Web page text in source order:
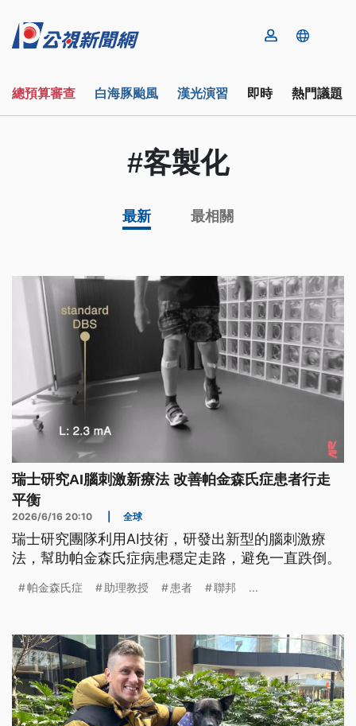
總預算審查 白海豚颱風 漢光演習 即時 熱門議題
#客製化
最新 最相關
瑞士研究AI腦刺激新療法 改善帕金森氏症患者行走
平衡
2026/6/16 20:10 全球
瑞士研究團隊利用AI技術，研發出新型的腦刺激療
法，幫助帕金森氏症病患穩定走路，避免一直跌倒。
帕金森氏症 助理教授 患者 聯邦 ...